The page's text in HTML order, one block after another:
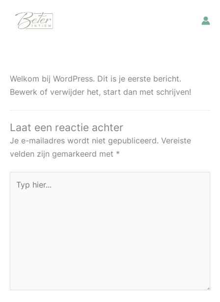
Welkom bij WordPress. Dit is je eerste bericht.
Bewerk of verwijder het, start dan met schrijven!
Laat een reactie achter
Je e-mailadres wordt niet gepubliceerd. Vereiste
velden zijn gemarkeerd met *
hier...